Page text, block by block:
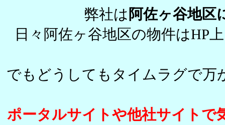
弊社は 阿佐ヶ谷地区
日々阿佐ヶ谷地区の物件はHP
でもどうしてもタイムラグで万
ポータルサイトや他社サイトで